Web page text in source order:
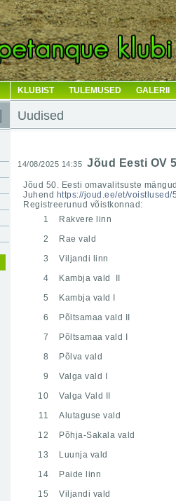
KLUBIST TULEMUSED GALERII
Uudised
14/08/2025 14:35 Jõud Eesti OV
Jõud 50. Eesti omavalitsuste
Juhend https://joud.ee/et/
Registreerunud võistkonnad:
1
Rakvere linn
2
Rae vald
3
Viljandi linn
4
Kambja vald II
5
Kambja vald I
6
Põltsamaa vald II
7
Põltsamaa vald I
8
Põlva vald
9
Valga vald I
10
Valga Vald II
11
Alutaguse vald
12
Põhja-Sakala vald
13
Luunja vald
14
Paide linn
15
Viljandi vald